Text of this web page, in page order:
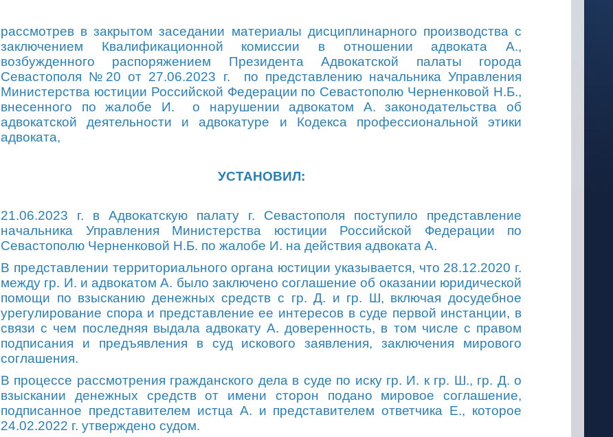
рассмотрев в закрытом заседании материалы дисциплинарного производства с
заключением Квалификационной комиссии в отношении адвоката А.,
возбужденного распоряжением Президента Адвокатской палаты города
Севастополя №20 от 27.06.2023 г. по представлению начальника Управления
Министерства юстиции Российской Федерации по Севастополю Черненковой Н.Б.,
внесенного по жалобе И. о нарушении адвокатом А. законодательства об
адвокатской деятельности и адвокатуре и Кодекса профессиональной этики
адвоката,
УСТАНОВИЛ:
21.06.2023 г. в Адвокатскую палату г. Севастополя поступило представление
начальника Управления Министерства юстиции Российской Федерации по
Севастополю Черненковой Н.Б. по жалобе И. на действия адвоката А.
В представлении территориального органа юстиции указывается, что 28.12.2020 г.
между гр. И. и адвокатом А. было заключено соглашение об оказании юридической
помощи по взысканию денежных средств с гр.Д. и гр. Ш, включая досудебное
урегулирование спора и представление ее интересов в суде первой инстанции, в
связи с чем последняя выдала адвокатуА. доверенность, в том числе с правом
подписания и предъявления в суд искового заявления, заключения мирового
соглашения.
В процессе рассмотрения гражданского дела в суде по искугр. И. к гр. Ш., гр. Д. о
взыскании денежных средств от имени сторон подано мировое соглашение,
подписанное представителем истца А. и представителем ответчика Е., которое
24.02.2022 г. утверждено судом.